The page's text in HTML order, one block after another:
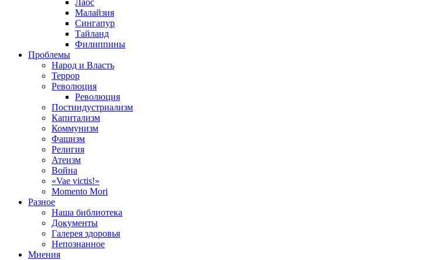
Малайзия
Сингапур
Тайланд
Филиппины
Проблемы
Народ и Власть
Террор
Революция
Революция
Постиндустриализм
Капитализм
Коммунизм
Фашизм
Религия
Атеизм
Война
«Vae victis!»
Momento Mori
Разное
Наша библиотека
Документы
Галерея здоровья
Непознанное
Мнения